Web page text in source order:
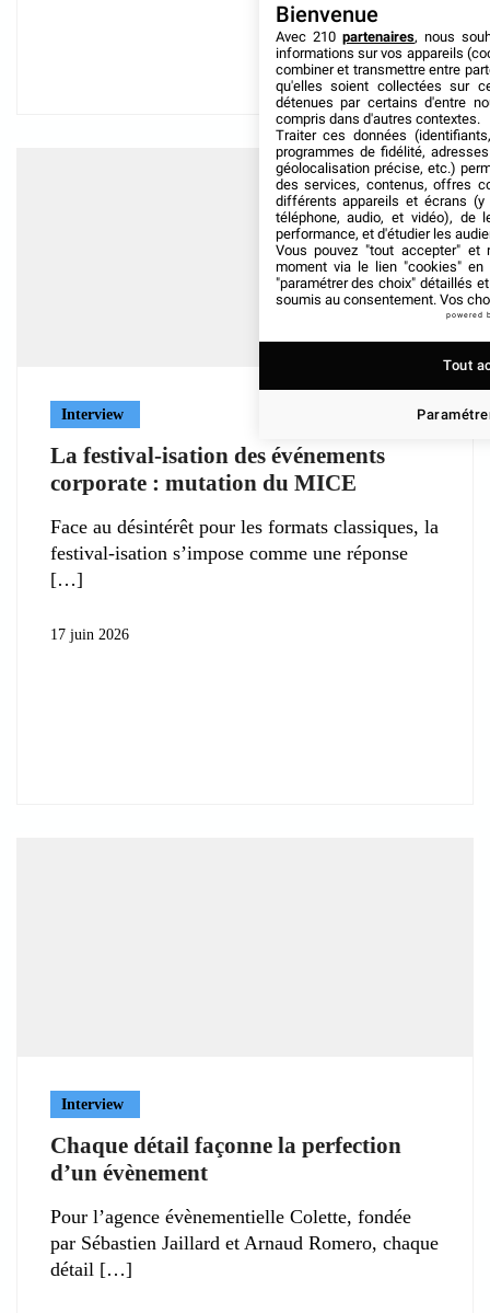
Interview
La festival-isation des événements
corporate : mutation du MICE
Face au désintérêt pour les formats classiques, la
festival-isation s’impose comme une réponse
17 juin 2026
Interview
Chaque détail façonne la perfection
d’un évènement
Pour l’agence évènementielle Colette, fondée
par Sébastien Jaillard et Arnaud Romero, chaque
détail
Bienvenue
Avec 210 partenaires, nous
informations sur vos appareils
combiner et transmettre entre
qu'elles soient collectées sur
détenues par certains d'entre
compris dans d'autres contextes.
Traiter ces données
programmes de fidélité,
géolocalisation précise, etc.)
des services, contenus, offres
différents appareils et écrans (y
téléphone, audio, et vidéo), de
performance, et d'étudier les
Vous pouvez "tout accepter" et
moment via le lien "cookies" en
"paramétrer des choix" détaillés
soumis au consentement. Vos
powered
Tout